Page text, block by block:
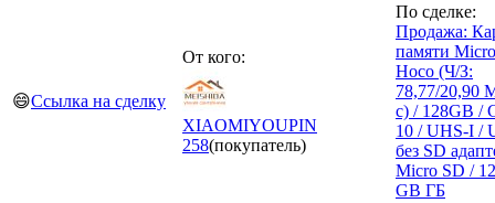
😄Ссылка на сделку
От кого:
XIAOMIYOUPIN
258(покупатель)
По сделке:
Продажа:
памяти
Hoco (Ч/З:
78,77/20,90
с) / 128GB /
10 / UHS-I /
без SD
Micro SD /
GB ГБ